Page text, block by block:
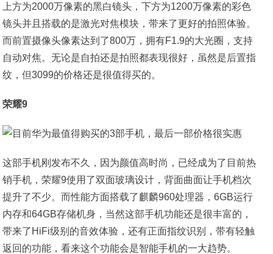
上方为2000万像素的黑白镜头，下方为1200万像素的彩色
镜头并且搭载的是激光对焦模块，带来了更好的拍照体验。
而前置摄像头像素达到了800万，拥有F1.9的大光圈，支持
自动对焦。无论是自拍还是拍照都表现很好，虽然是后置指
纹，但3099的价格还是很值得买的。
荣耀9
这部手机刚发布不久，因为颜值高时尚，已经成为了目前热
销手机，荣耀9使用了双面玻璃设计，背面曲面让手机档次
提升了不少。而性能方面搭载了麒麟960处理器，6GB运行
内存和64GB存储机身，当然这部手机功能还是很丰富的，
带来了HiFi级别的音效体验，还有正面指纹识别，带有轻触
返回的功能，看来这个功能会是智能手机的一大趋势。